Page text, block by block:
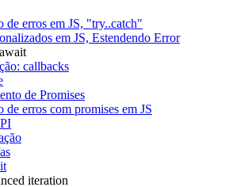
de erros em JS, "try..catch"
em JS, Estendendo Error
callbacks
de Promises
de erros com promises em JS
iteration